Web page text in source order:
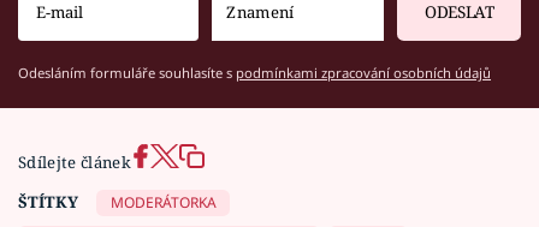
ODESLAT
Odesláním formuláře souhlasíte s podmínkami zpracování osobních údajů
Sdílejte článek
ŠTÍTKY
MODERÁTORKA